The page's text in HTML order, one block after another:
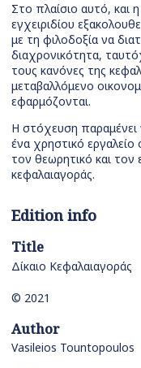
Στο πλαίσιο αυτό, και
εγχειριδίου
με τη φιλοδοξία να
διαχρονικότητα,
τους κανόνες της
μεταβαλλόμενο
εφαρμόζονται.
Η στόχευση παραμένει
ένα χρηστικό
τον θεωρητικό και τον
κεφαλαιαγοράς.
Edition info
Title
Δίκαιο Κεφαλαιαγοράς
© 2021
Author
Vasileios Tountopoulos